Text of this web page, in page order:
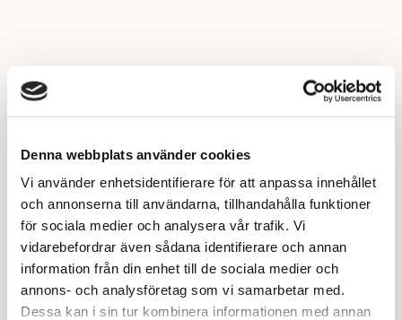
Denna webbplats använder cookies
Vi använder enhetsidentifierare för att anpassa innehållet
och annonserna till användarna, tillhandahålla funktioner
för sociala medier och analysera vår trafik. Vi
vidarebefordrar även sådana identifierare och annan
information från din enhet till de sociala medier och
annons- och analysföretag som vi samarbetar med.
Dessa kan i sin tur kombinera informationen med annan